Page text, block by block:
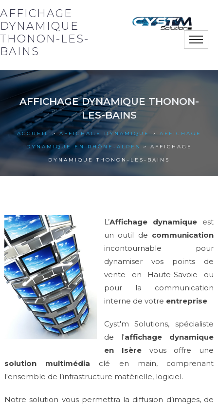
AFFICHAGE
DYNAMIQUE
THONON-LES-
BAINS
Notre société
Nos solutions
Nos actus
Nos références
Toggle
AFFICHAGE DYNAMIQUE THONON-
LES-BAINS
ACCUEIL >AFFICHAGE DYNAMIQUE > AFFICHAGE
DYNAMIQUE EN RHÔNE-ALPES > AFFICHAGE
DYNAMIQUE THONON-LES-BAINS
L’Affichage dynamique est
un outil de communication
incontournable pour
dynamiser vos points de
vente en Haute-Savoie ou
pour la communication
interne de votre entreprise.
Cyst'm Solutions, spécialiste
de l'affichage dynamique
en Isèrevous offre une
solution multimédia clé en main, comprenant
l'ensemble de l’infrastructure matérielle, logiciel.
Notre solution vous permettra la diffusion d’images, de